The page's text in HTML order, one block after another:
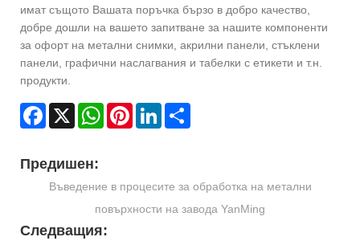
имат същото Вашата поръчка бързо в добро качество,
добре дошли на вашето запитване за нашите компоненти
за офорт на метални снимки, акрилни панели, стъклени
панели, графични наслагвания и табелки с етикети и т.н.
продукти.
Facebook
X WhatsAppPinterestLinkedIn
Предишен:
Въведение в процесите за обработка на метални
повърхности на завода YanMing
Следващия: